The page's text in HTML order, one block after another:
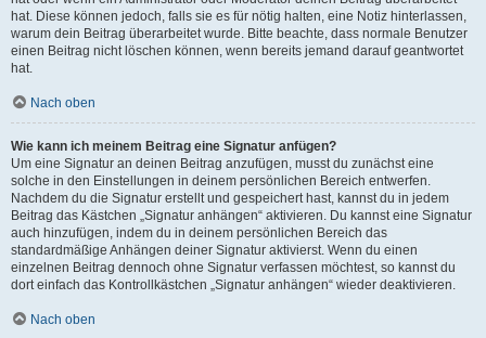
hat. Diese können jedoch, falls sie es für nötig halten, eine Notiz hinterlassen,
warum dein Beitrag überarbeitet wurde. Bitte beachte, dass normale Benutzer
einen Beitrag nicht löschen können, wenn bereits jemand darauf geantwortet
hat.
Nach oben
Wie kann ich meinem Beitrag eine Signatur anfügen?
Um eine Signatur an deinen Beitrag anzufügen, musst du zunächst eine
solche in den Einstellungen in deinem persönlichen Bereich entwerfen.
Nachdem du die Signatur erstellt und gespeichert hast, kannst du in jedem
Beitrag das Kästchen „Signatur anhängen“ aktivieren. Du kannst eine Signatur
auch hinzufügen, indem du in deinem persönlichen Bereich das
standardmäßige Anhängen deiner Signatur aktivierst. Wenn du einen
einzelnen Beitrag dennoch ohne Signatur verfassen möchtest, so kannst du
dort einfach das Kontrollkästchen „Signatur anhängen“ wieder deaktivieren.
Nach oben